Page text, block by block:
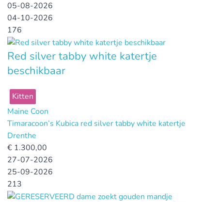
05-08-2026
04-10-2026
176
Red silver tabby white katertje
beschikbaar
Kitten
Maine Coon
Timaracoon’s Kubica red silver tabby white katertje
Drenthe
€ 1.300,00
27-07-2026
25-09-2026
213